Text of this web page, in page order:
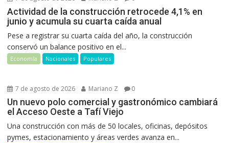
Actividad de la construcción retrocede 4,1% en
junio y acumula su cuarta caída anual
Pese a registrar su cuarta caída del año, la construcción
conservó un balance positivo en el...
Economía Nacionales Populares
7 de agosto de 2026 Mariano Z 0
Un nuevo polo comercial y gastronómico cambiará
el Acceso Oeste a Tafí Viejo
Una construcción con más de 50 locales, oficinas, depósitos
pymes, estacionamiento y áreas verdes avanza en...